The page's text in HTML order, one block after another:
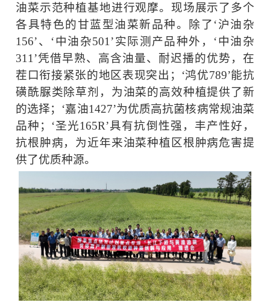
油菜示范种植基地进行观摩。现场展示了多个
各具特色的甘蓝型油菜新品种。除了‘沪油杂
156’、‘中油杂501’实际测产品种外，‘中油杂
311’凭借早熟、高含油量、耐迟播的优势，在
茬口衔接紧张的地区表现突出；‘鸿优789’能抗
磺酰脲类除草剂，为油菜的高效种植提供了新
的选择；‘嘉油1427’为优质高抗菌核病常规油菜
品种；‘圣光165R’具有抗倒性强，丰产性好，
抗根肿病，为近年来油菜种植区根肿病危害提
供了优质种源。